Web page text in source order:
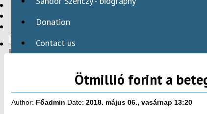
HBAID
INTERNATIONAL PROGRAMS
Donation
Contact us
Ötmillió forint a
Author: Főadmin Date: 2018. május 06., vasárnap 13:20